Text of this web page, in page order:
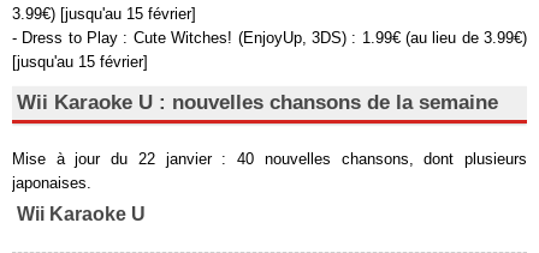
3.99€) [jusqu'au 15 février]
- Dress to Play : Cute Witches! (EnjoyUp, 3DS) : 1.99€ (au lieu de 3.99€)
[jusqu'au 15 février]
Wii Karaoke U : nouvelles chansons de la semaine
Mise à jour du 22 janvier : 40 nouvelles chansons, dont plusieurs
japonaises.
Wii Karaoke U